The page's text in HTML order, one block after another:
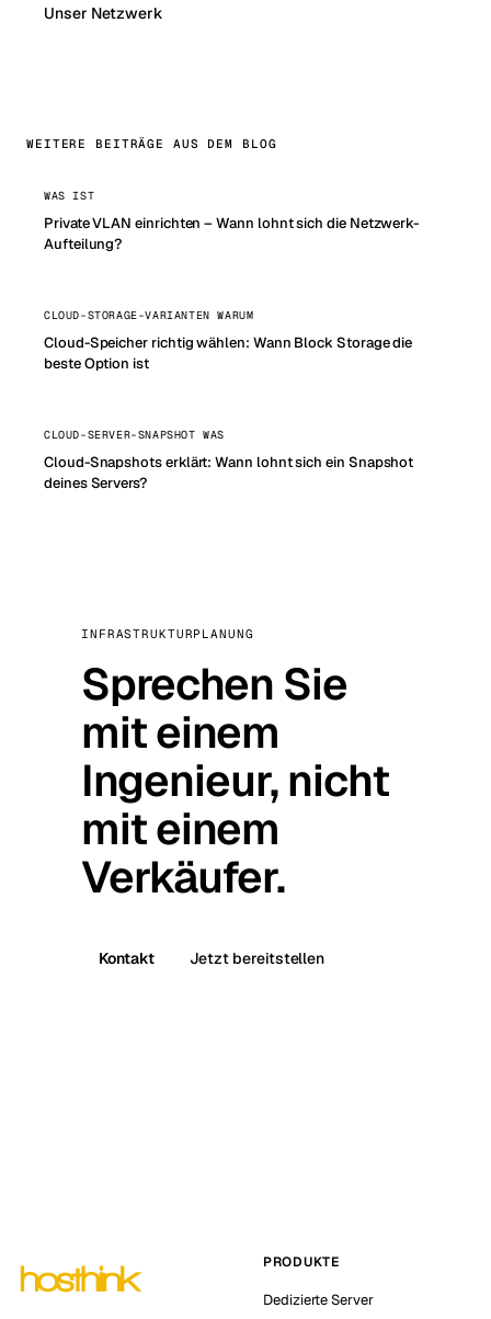
Unser Netzwerk
WEITERE BEITRÄGE AUS DEM BLOG
WAS IST
Private VLAN einrichten – Wann lohnt sich die Netzwerk-
Aufteilung?
CLOUD-STORAGE-VARIANTEN WARUM
Cloud-Speicher richtig wählen: Wann Block Storage die
beste Option ist
CLOUD-SERVER-SNAPSHOT WAS
Cloud-Snapshots erklärt: Wann lohnt sich ein Snapshot
deines Servers?
INFRASTRUKTURPLANUNG
Sprechen Sie
mit einem
Ingenieur, nicht
mit einem
Verkäufer.
Kontakt Jetzt bereitstellen
PRODUKTE
Dedizierte Server